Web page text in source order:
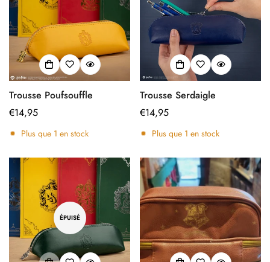
Trousse Poufsouffle
Prix
régulier
€14,95
Plus que 1 en stock
Trousse Serdaigle
Prix
régulier
€14,95
Plus que 1 en stock
ÉPUISÉ